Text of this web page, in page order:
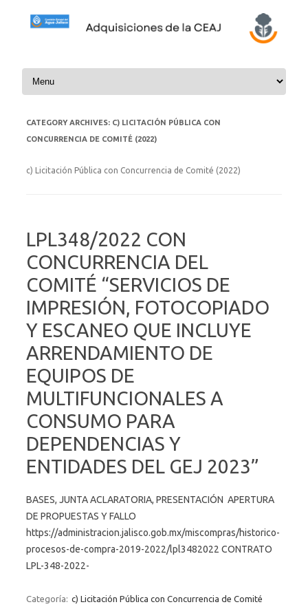
Skip to content
CATEGORY ARCHIVES: C) LICITACIÓN PÚBLICA CON
CONCURRENCIA DE COMITÉ (2022)
c) Licitación Pública con Concurrencia de Comité (2022)
LPL348/2022 CON
CONCURRENCIA DEL
COMITÉ “SERVICIOS DE
IMPRESIÓN, FOTOCOPIADO
Y ESCANEO QUE INCLUYE
ARRENDAMIENTO DE
EQUIPOS DE
MULTIFUNCIONALES A
CONSUMO PARA
DEPENDENCIAS Y
ENTIDADES DEL GEJ 2023”
BASES, JUNTA ACLARATORIA, PRESENTACIÓN APERTURA
DE PROPUESTAS Y FALLO
https://administracion.jalisco.gob.mx/miscompras/historico-
procesos-de-compra-2019-2022/lpl3482022 CONTRATO
LPL-348-2022-
Categoría: c) Licitación Pública con Concurrencia de Comité